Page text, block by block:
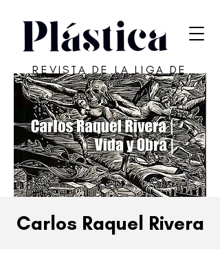
REVISTA DE LA LIGA DE
ARTE DE SAN JUAN
Carlos Raquel Rivera